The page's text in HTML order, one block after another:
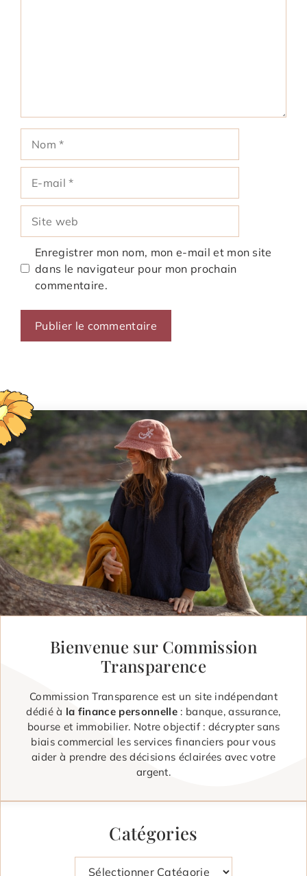
mail
web
Enregistrer mon nom, mon e-mail et mon site
dans le navigateur pour mon prochain
commentaire.
Bienvenue sur Commission
Transparence
Commission Transparence est un site indépendant
dédié à la finance personnelle: banque, assurance,
bourse et immobilier. Notre objectif : décrypter sans
biais commercial les services financiers pour vous
aider à prendre des décisions éclairées avec votre
argent.
Catégories